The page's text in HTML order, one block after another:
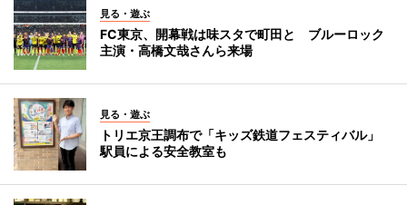
見る・遊ぶ
FC東京、開幕戦は味スタで町田と ブルーロック
主演・高橋文哉さんら来場
見る・遊ぶ
トリエ京王調布で「キッズ鉄道フェスティバル」
駅員による安全教室も